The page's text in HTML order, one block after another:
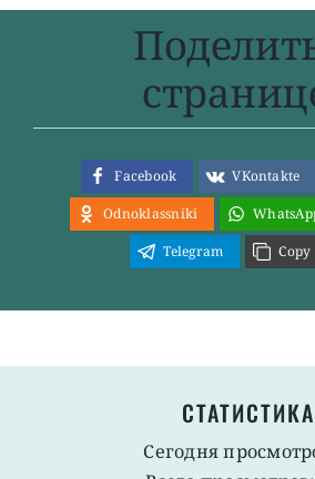
Facebook VKontakte
Odnoklassniki
Telegram
СТАТИСТИКА
Сегодня